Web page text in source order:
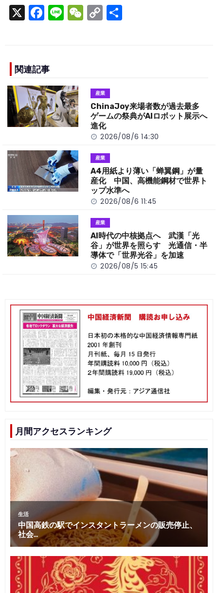
X F
a
e
b
o
o
k
Li
n
W
e
C
o
n
k
関連記事
産業
ChinaJoy来場者数が過去最多
ゲームの祭典がAIロボット展示へ
進化
2026/08/6 14:30
産業
A4用紙より薄い「蝉翼鋼」が量
産化 中国、高機能鋼材で世界ト
ップ水準へ
2026/08/6 11:45
産業
AI時代の中核拠点へ 武漢「光
谷」が世界を照らす 光通信・半
導体で「世界光谷」を加速
2026/08/5 15:45
月間アクセスランキング